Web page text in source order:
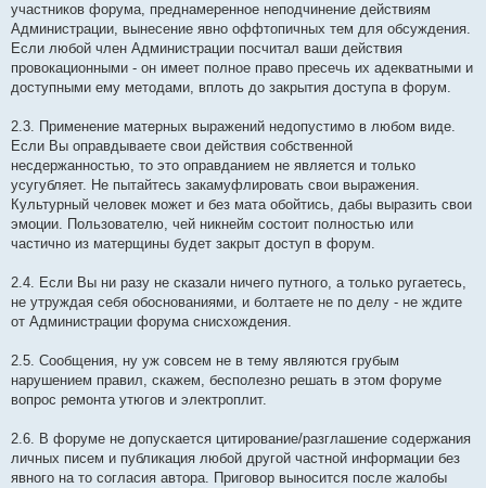
участников форума, преднамеренное неподчинение действиям
Администрации, вынесение явно оффтопичных тем для обсуждения.
Если любой член Администрации посчитал ваши действия
провокационными - он имеет полное право пресечь их адекватными и
доступными ему методами, вплоть до закрытия доступа в форум.
2.3. Применение матерных выражений недопустимо в любом виде.
Если Вы оправдываете свои действия собственной
несдержанностью, то это оправданием не является и только
усугубляет. Не пытайтесь закамуфлировать свои выражения.
Культурный человек может и без мата обойтись, дабы выразить свои
эмоции. Пользователю, чей никнейм состоит полностью или
частично из матерщины будет закрыт доступ в форум.
2.4. Если Вы ни разу не сказали ничего путного, а только ругаетесь,
не утруждая себя обоснованиями, и болтаете не по делу - не ждите
от Администрации форума снисхождения.
2.5. Сообщения, ну уж совсем не в тему являются грубым
нарушением правил, скажем, бесполезно решать в этом форуме
вопрос ремонта утюгов и электроплит.
2.6. В форуме не допускается цитирование/разглашение содержания
личных писем и публикация любой другой частной информации без
явного на то согласия автора. Приговор выносится после жалобы